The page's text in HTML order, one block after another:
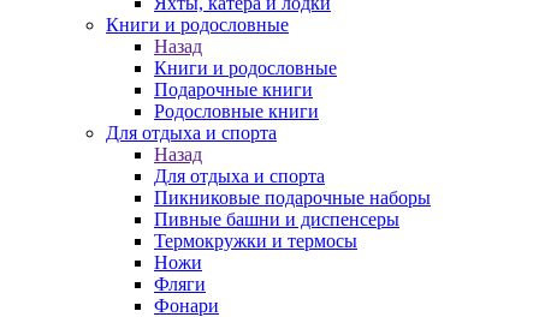
Книги и родословные
Назад
Книги и родословные
Подарочные книги
Родословные книги
Для отдыха и спорта
Назад
Для отдыха и спорта
Пикниковые подарочные наборы
Пивные башни и диспенсеры
Термокружки и термосы
Ножи
Фляги
Фонари